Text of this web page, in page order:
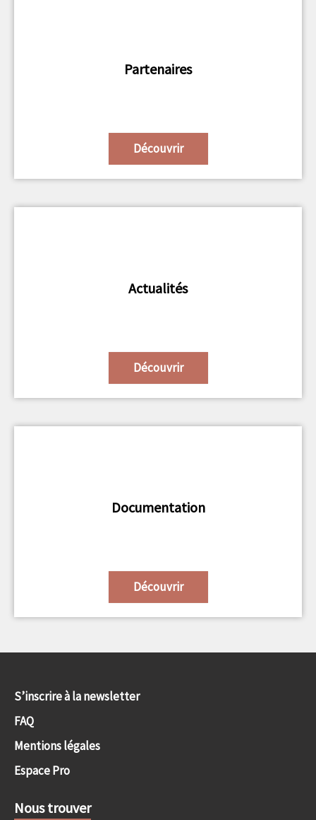
Partenaires
Découvrir
Actualités
Découvrir
Documentation
Découvrir
S’inscrire à la newsletter
FAQ
Mentions légales
Espace Pro
Nous trouver